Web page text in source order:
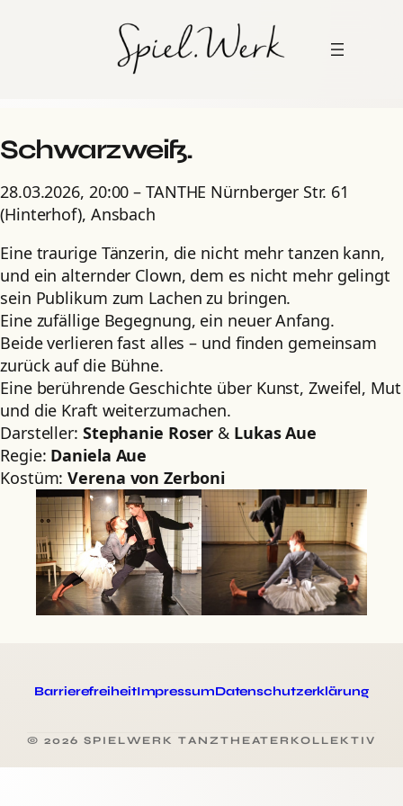
Schwarzweiß.
28.03.2026, 20:00 – TANTHE Nürnberger Str. 61
(Hinterhof), Ansbach
Eine traurige Tänzerin, die nicht mehr tanzen kann,
und ein alternder Clown, dem es nicht mehr gelingt
sein Publikum zum Lachen zu bringen.
Eine zufällige Begegnung, ein neuer Anfang.
Beide verlieren fast alles – und finden gemeinsam
zurück auf die Bühne.
Eine berührende Geschichte über Kunst, Zweifel, Mut
und die Kraft weiterzumachen.
Darsteller: Stephanie Roser & Lukas Aue
Regie: Daniela Aue
Kostüm:Verena von Zerboni
BarrierefreiheitImpressumDatenschutzerklärung
© 2026 SPIELWERK TANZTHEATERKOLLEKTIV